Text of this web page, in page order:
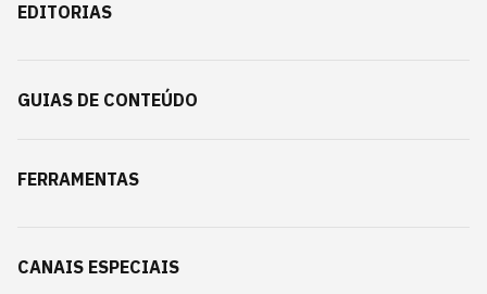
EDITORIAS
GUIAS DE CONTEÚDO
FERRAMENTAS
CANAIS ESPECIAIS